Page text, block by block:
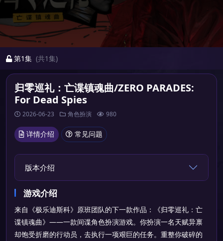
第1集 (共1集)
归零巡礼：亡谍镇魂曲/ZERO PARADES:
For Dead Spies
2026-06-23 角色扮演 980
详情介绍 常见问题
版本介绍
游戏介绍
来自《极乐迪斯科》原班团队的下一款作品：《归零巡礼：亡
谍镇魂曲》——一款间谍角色扮演游戏。你扮演一名天赋异禀
却饱受折磨的行动员，去执行一项艰巨的任务。重整你破碎的